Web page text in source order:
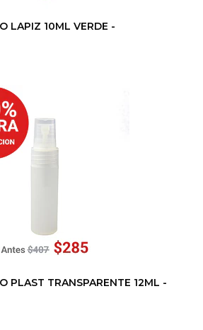
LAPIZ 10ML VERDE -
PLAST TRANSPARENTE 12ML -